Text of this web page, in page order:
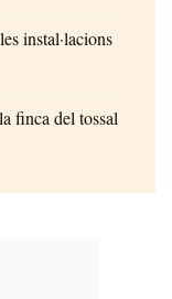
instal·lacions
finca del tossal